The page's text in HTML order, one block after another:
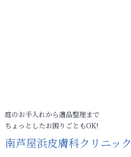
庭のお手入れから遺品整理まで
ちょっとしたお困りごともOK!
南芦屋浜皮膚科クリニック